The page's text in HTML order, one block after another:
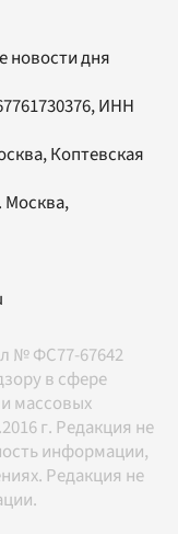
новости дня
ИНН
Коптевская
Москва,
№ ФС77-67642
в сфере
массовых
г. Редакция не
информации,
Редакция не